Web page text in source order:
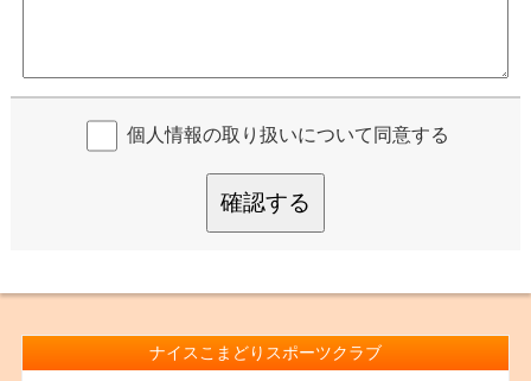
個人情報の取り扱いについて同意する
確認する
ナイスこまどりスポーツクラブ